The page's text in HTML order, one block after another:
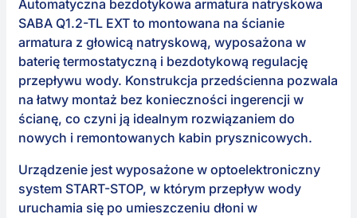
Automatyczna bezdotykowa armatura natryskowa
SABA Q1.2-TL EXT to montowana na ścianie
armatura z głowicą natryskową, wyposażona w
baterię termostatyczną i bezdotykową regulację
przepływu wody. Konstrukcja przedścienna pozwala
na łatwy montaż bez konieczności ingerencji w
ścianę, co czyni ją idealnym rozwiązaniem do
nowych i remontowanych kabin prysznicowych.
Urządzenie jest wyposażone w optoelektroniczny
system START-STOP, w którym przepływ wody
uruchamia się po umieszczeniu dłoni w